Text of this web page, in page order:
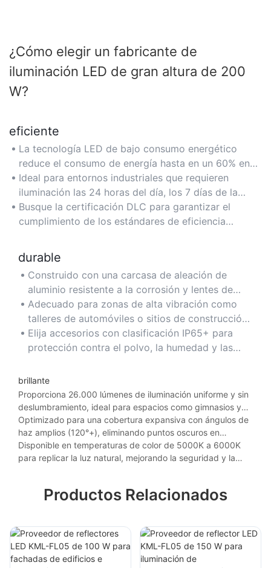
¿Cómo elegir un fabricante de
iluminación LED de gran altura de 200
W?
eficiente
La tecnología LED de bajo consumo energético
reduce el consumo de energía hasta en un 60% en
comparación con las lámparas de halogenuros
metálicos tradicionales de 400 W, lo que reduce los
costos de electricidad para instalaciones grandes
como almacenes.
Ideal para entornos industriales que requieren
iluminación las 24 horas del día, los 7 días de la
semana, como plantas de fabricación y centros de
distribución, donde los ahorros de energía se
Busque la certificación DLC para garantizar el
cumplimiento de los estándares de eficiencia
públicos.
durable
Construido con una carcasa de aleación de
aluminio resistente a la corrosión y lentes de
vidrio templado reforzado, lo que garantiza
resistencia en entornos hostiles como fábricas y
áreas de almacenamiento al aire libre.
Adecuado para zonas de alta vibración como
talleres de automóviles o sitios de construcción,
manteniendo la integridad estructural en
condiciones exigentes.
Elija accesorios con clasificación IP65+ para
protección contra el polvo, la humedad y las
útil en climas desafiantes.
brillante
Proporciona 26.000 lúmenes de iluminación uniforme y sin
deslumbramiento, ideal para espacios como gimnasios y
hangares de aviones que requieren una visibilidad precisa.
Optimizado para una cobertura expansiva con ángulos de
haz amplios (120°+), eliminando puntos oscuros en
aplicaciones de techos altos como almacenes minoristas y
estadios deportivos.
Disponible en temperaturas de color de 5000K a 6000K
para replicar la luz natural, mejorando la seguridad y la
Productos Relacionados